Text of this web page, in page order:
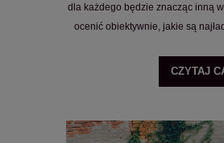
dla każdego będzie znacząc inną
ocenić obiektywnie, jakie są
CZYTAJ